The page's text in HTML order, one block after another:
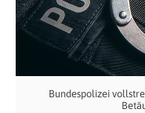
Bundespolizei